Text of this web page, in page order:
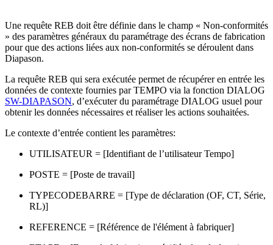
Une requête REB doit être définie dans le champ « Non-conformités
» des paramètres généraux du paramétrage des écrans de fabrication
pour que des actions liées aux non-conformités se déroulent dans
Diapason.
La requête REB qui sera exécutée permet de récupérer en entrée les
données de contexte fournies par TEMPO via la fonction DIALOG
SW-DIAPASON, d’exécuter du paramétrage DIALOG usuel pour
obtenir les données nécessaires et réaliser les actions souhaitées.
Le contexte d’entrée contient les paramètres:
UTILISATEUR = [Identifiant de l’utilisateur Tempo]
POSTE = [Poste de travail]
TYPECODEBARRE = [Type de déclaration (OF, CT, Série,
RL)]
REFERENCE = [Référence de l'élément à fabriquer]